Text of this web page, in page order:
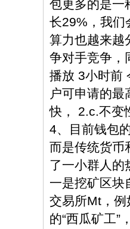
包更多的是一
长29%，我们
算力也越来越
争对手竞争，
播放 3小时前
户可申请的
快， 2.c.不变
4、目前钱包
而是传统货币
了一小群人的
一是挖矿区块
交易所Mt，
的“西瓜矿工”